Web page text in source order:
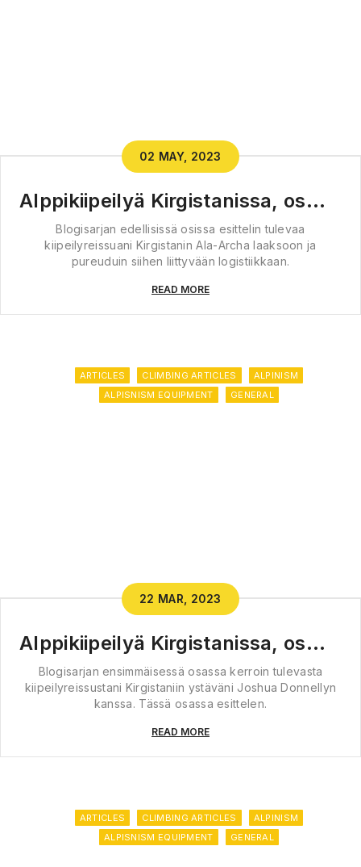
02 MAY, 2023
Alppikiipeilyä Kirgistanissa, osa 3 –
Blogisarjan edellisissä osissa esittelin tulevaa
kiipeilyreissuani Kirgistanin Ala-Archa laaksoon ja
pureuduin siihen liittyvään logistiikkaan.
READ MORE
ARTICLES CLIMBING ARTICLES
ALPINISM
ALPISNISM EQUIPMENT
GENERAL
22 MAR, 2023
Alppikiipeilyä Kirgistanissa, osa 2
Blogisarjan ensimmäisessä osassa kerroin tulevasta
kiipeilyreissustani Kirgistaniin ystäväni Joshua Donnellyn
kanssa. Tässä osassa esittelen.
READ MORE
ARTICLES CLIMBING ARTICLES
ALPINISM
ALPISNISM EQUIPMENT
GENERAL